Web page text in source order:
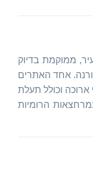
ממוקמת בדיוק
ורנה. אחד האתרים
חוף ארוכה וכולל תעלת
הרומיות